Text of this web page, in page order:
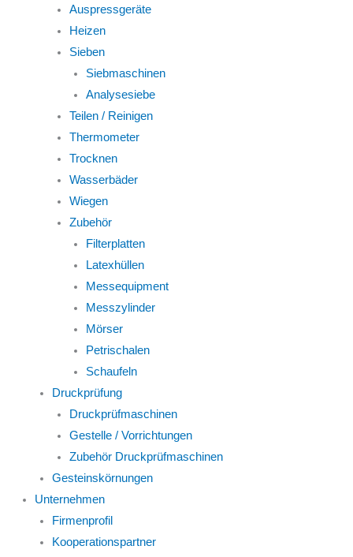
Auspressgeräte
Heizen
Sieben
Siebmaschinen
Analysesiebe
Teilen / Reinigen
Thermometer
Trocknen
Wasserbäder
Wiegen
Zubehör
Filterplatten
Latexhüllen
Messequipment
Messzylinder
Mörser
Petrischalen
Schaufeln
Druckprüfung
Druckprüfmaschinen
Gestelle / Vorrichtungen
Zubehör Druckprüfmaschinen
Gesteinskörnungen
Unternehmen
Firmenprofil
Kooperationspartner